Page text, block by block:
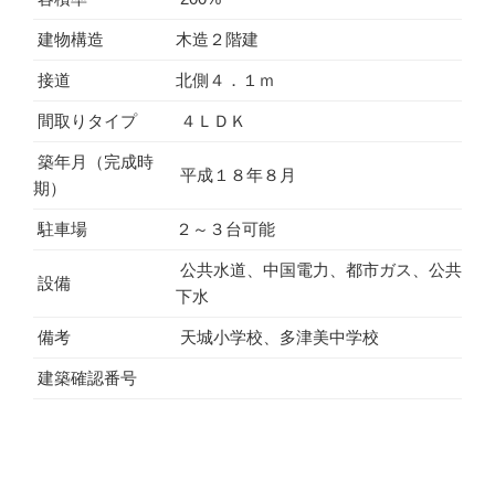
建物構造 木造２階建
接道 北側４．１ｍ
間取りタイプ ４ＬＤＫ
築年月（完成時
期）
平成１８年８月
駐車場 ２～３台可能
設備
公共水道、中国電力、都市ガス、公共
下水
備考 天城小学校、多津美中学校
建築確認番号